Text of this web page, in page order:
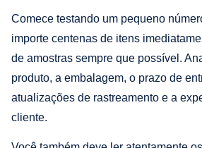
Comece testando um pequeno
importe centenas de itens
de amostras sempre que possível.
produto, a embalagem, o prazo de
atualizações de rastreamento e a
cliente.